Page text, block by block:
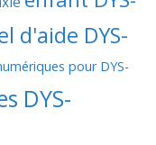
d'aide DYS-
pour DYS-
DYS-